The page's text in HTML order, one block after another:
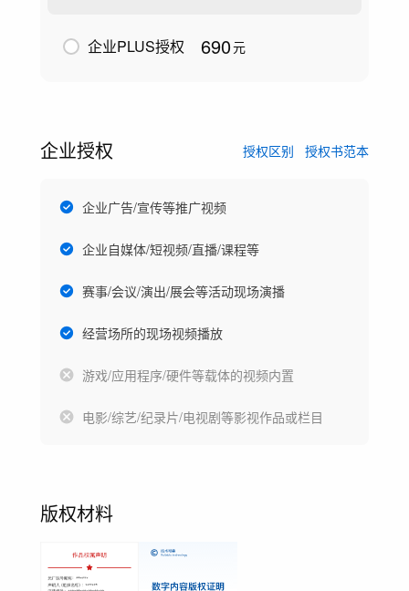
企业PLUS授权 690元
企业授权 授权区别 授权书范本
企业广告/宣传等推广视频
企业自媒体/短视频/直播/课程等
赛事/会议/演出/展会等活动现场演播
经营场所的现场视频播放
游戏/应用程序/硬件等载体的视频内置
电影/综艺/纪录片/电视剧等影视作品或栏目
版权材料